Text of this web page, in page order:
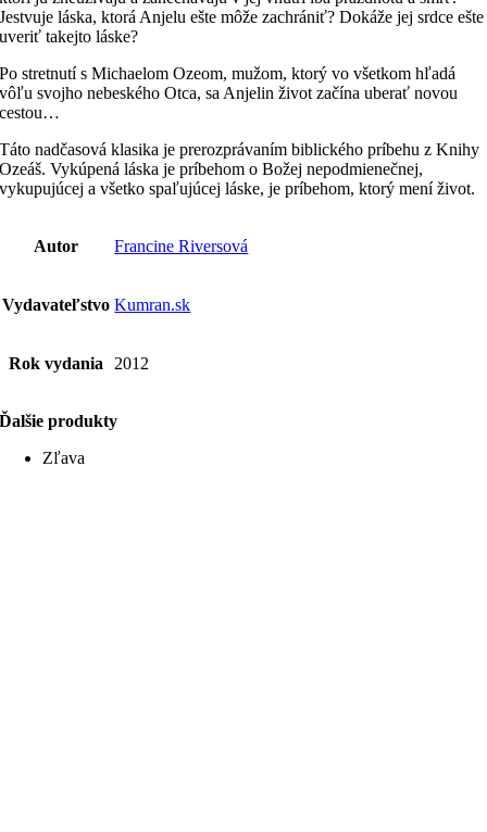
Jestvuje láska, ktorá Anjelu ešte môže zachrániť? Dokáže jej srdce ešte
uveriť takejto láske?
Po stretnutí s Michaelom Ozeom, mužom, ktorý vo všetkom hľadá
vôľu svojho nebeského Otca, sa Anjelin život začína uberať novou
cestou…
Táto nadčasová klasika je prerozprávaním biblického príbehu z Knihy
Ozeáš. Vykúpená láska je príbehom o Božej nepodmienečnej,
vykupujúcej a všetko spaľujúcej láske, je príbehom, ktorý mení život.
Autor Francine Riversová
Vydavateľstvo Kumran.sk
Rok vydania 2012
Ďalšie produkty
Zľava